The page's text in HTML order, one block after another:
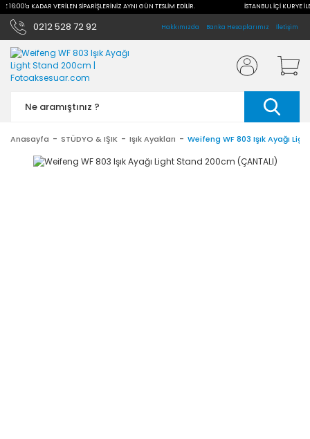
16:00'a KADAR VERİLEN SİPARİŞLERİNİZ AYNI GÜN TESLİM EDİLİR. İSTANBUL İÇİ KURYE
0212 528 72 92 Hakkımızda Banka Hesaplarımız İletişim
Anasayfa STÜDYO & IŞIK Işık Ayakları Weifeng WF 803 Işık Ayağı